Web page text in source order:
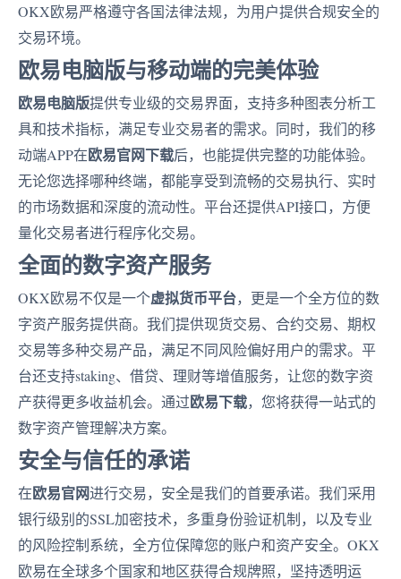
OKX欧易严格遵守各国法律法规，为用户提供合规安全的
交易环境。
欧易电脑版与移动端的完美体验
欧易电脑版提供专业级的交易界面，支持多种图表分析工
具和技术指标，满足专业交易者的需求。同时，我们的移
动端APP在欧易官网下载后，也能提供完整的功能体验。
无论您选择哪种终端，都能享受到流畅的交易执行、实时
的市场数据和深度的流动性。平台还提供API接口，方便
量化交易者进行程序化交易。
全面的数字资产服务
OKX欧易不仅是一个虚拟货币平台，更是一个全方位的数
字资产服务提供商。我们提供现货交易、合约交易、期权
交易等多种交易产品，满足不同风险偏好用户的需求。平
台还支持staking、借贷、理财等增值服务，让您的数字资
产获得更多收益机会。通过欧易下载，您将获得一站式的
数字资产管理解决方案。
安全与信任的承诺
在欧易官网进行交易，安全是我们的首要承诺。我们采用
银行级别的SSL加密技术，多重身份验证机制，以及专业
的风险控制系统，全方位保障您的账户和资产安全。OKX
欧易在全球多个国家和地区获得合规牌照，坚持透明运